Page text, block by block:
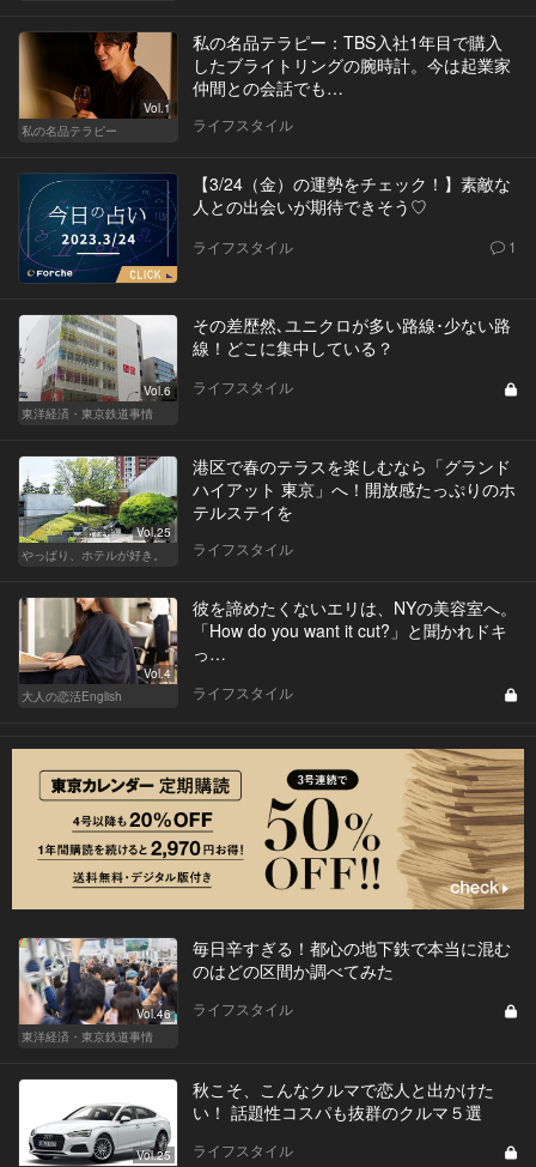
Vol.1
私の名品テラピー
私の名品テラピー：TBS入社1年目で購入
したブライトリングの腕時計。今は起業家
仲間との会話でも…
ライフスタイル
【3/24（金）の運勢をチェック！】素敵な
人との出会いが期待できそう♡
ライフスタイル 1
Vol.6
東洋経済・東京鉄道事情
その差歴然､ユニクロが多い路線･少ない路
線！どこに集中している？
ライフスタイル
Vol.25
やっぱり、ホテルが好き。
港区で春のテラスを楽しむなら「グランド
ハイアット 東京」へ！開放感たっぷりのホ
テルステイを
ライフスタイル
Vol.4
大人の恋活English
彼を諦めたくないエリは、NYの美容室へ。
「How do you want it cut?」と聞かれドキ
っ…
ライフスタイル
Vol.46
東洋経済・東京鉄道事情
毎日辛すぎる！都心の地下鉄で本当に混む
のはどの区間か調べてみた
ライフスタイル
Vol.25
秋こそ、こんなクルマで恋人と出かけた
い！ 話題性コスパも抜群のクルマ５選
ライフスタイル